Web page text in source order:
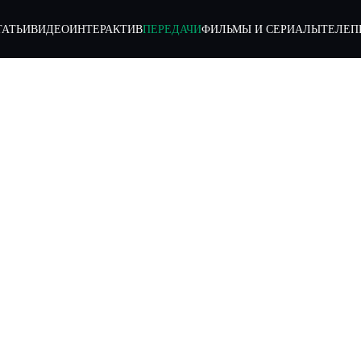
ВИДЕОИНТЕРАКТИВПЕРЕДАЧИФИЛЬМЫ И СЕРИАЛЫ